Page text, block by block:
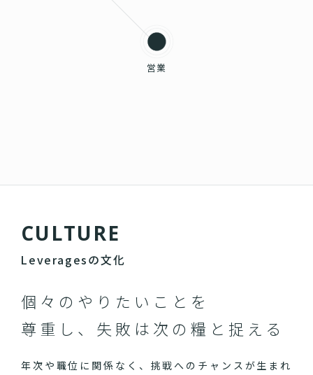
営業
CULTURE
Leveragesの文化
個々のやりたいことを
尊重し、失敗は次の糧と捉える
年次や職位に関係なく、挑戦へのチャンスが生まれ